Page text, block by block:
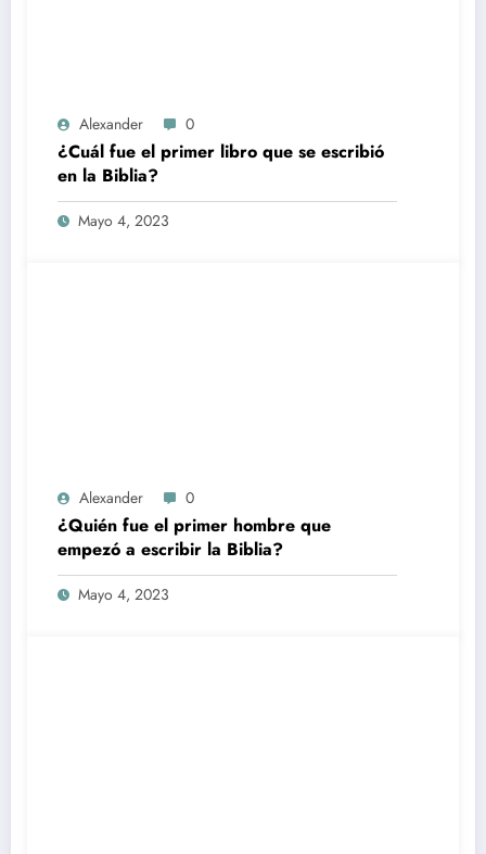
Alexander 0
¿Cuál fue el primer libro que se escribió
en la Biblia?
Mayo 4, 2023
Alexander 0
¿Quién fue el primer hombre que
empezó a escribir la Biblia?
Mayo 4, 2023